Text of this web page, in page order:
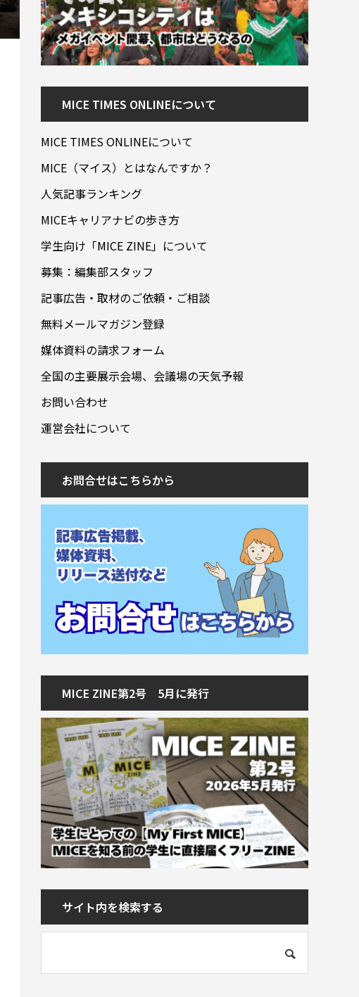
MICE TIMES ONLINEについて
MICE TIMES ONLINEについて
MICE（マイス）とはなんですか？
人気記事ランキング
MICEキャリアナビの歩き方
学生向け「MICE ZINE」について
募集：編集部スタッフ
記事広告・取材のご依頼・ご相談
無料メールマガジン登録
媒体資料の請求フォーム
全国の主要展示会場、会議場の天気予報
お問い合わせ
運営会社について
お問合せはこちらから
MICE ZINE第2号 5月に発行
サイト内を検索する